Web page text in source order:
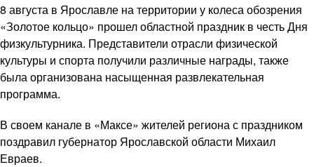
8 августа в Ярославле на территории у колеса обозрения
«Золотое кольцо» прошел областной праздник в честь Дня
физкультурника. Представители отрасли физической
культуры и спорта получили различные награды, также
была организована насыщенная развлекательная
программа.
В своем канале в «Максе» жителей региона с праздником
поздравил губернатор Ярославской области Михаил
Евраев.